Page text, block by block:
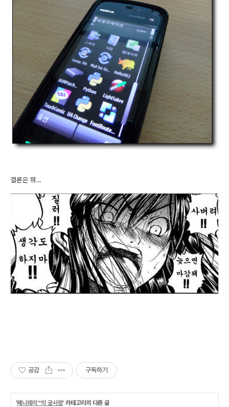
결론은 뭐...
공감 구독하기
'페니웨이™의 궁시렁' 카테고리의 다른 글